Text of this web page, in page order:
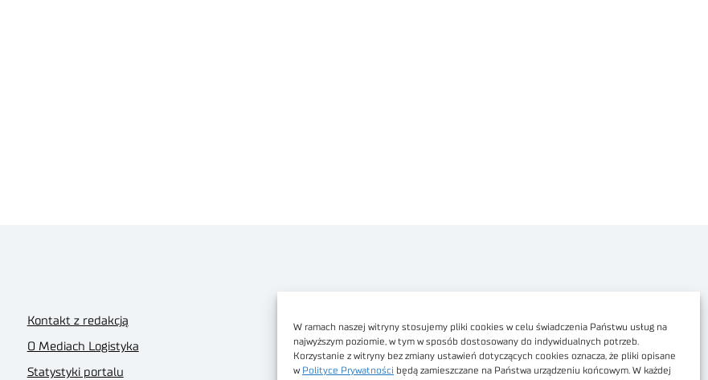
W ramach naszej witryny stosujemy pliki cookies w celu świadczenia Państwu usług na
najwyższym poziomie, w tym w sposób dostosowany do indywidualnych potrzeb.
Korzystanie z witryny bez zmiany ustawień dotyczących cookies oznacza, że pliki opisane
w Polityce Prywatności będą zamieszczane na Państwa urządzeniu końcowym. W każdej
Kontakt z redakcją
O Mediach Logistyka
Statystyki portalu
Dostępność cyfrowa
Regulamin Portalu
Regulamin sklepu